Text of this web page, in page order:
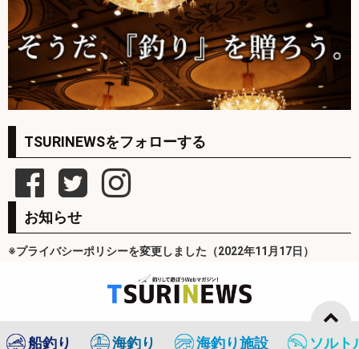
TSURINEWSをフォローする
お知らせ
※プライバシーポリシーを変更しました（2022年11月17日）
船釣り 海釣り 海釣り施設 ソルト